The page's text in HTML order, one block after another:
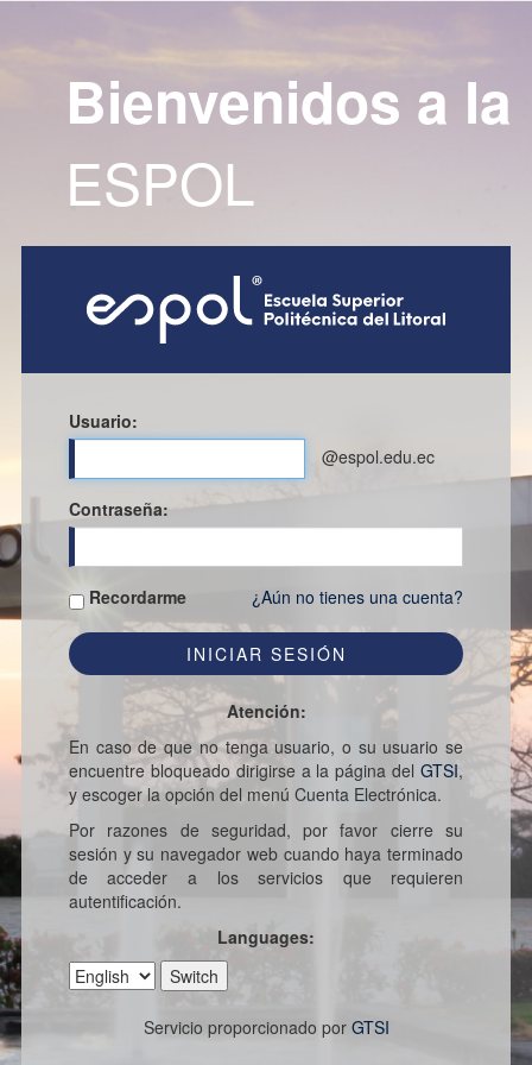
Bienvenidos a la
ESPOL
Usuario:
@espol.edu.ec
Contraseña:
Recordarme ¿Aún no tienes una cuenta?
Atención:
En caso de que no tenga usuario, o su usuario se
encuentre bloqueado dirigirse a la página delGTSI,
y escoger la opción del menú Cuenta Electrónica.
Por razones de seguridad, por favor cierre su
sesión y su navegador web cuando haya terminado
de acceder a los servicios que requieren
autentificación.
Languages:
Servicio proporcionado por GTSI